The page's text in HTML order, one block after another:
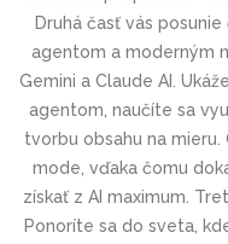
Druhá časť vás
agentom a moderným
Gemini a Claude AI.
agentom, naučíte sa
tvorbu obsahu na mieru.
mode, vďaka čomu
získať z AI maximum.
Ponoríte sa do sveta,